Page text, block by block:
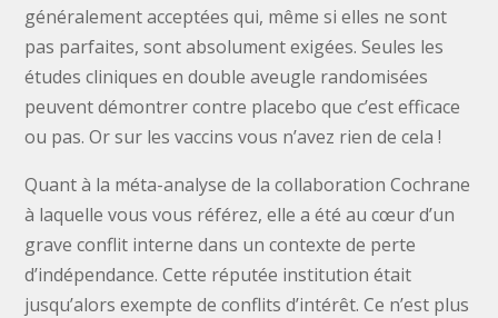
généralement acceptées qui, même si elles ne sont
pas parfaites, sont absolument exigées. Seules les
études cliniques en double aveugle randomisées
peuvent démontrer contre placebo que c’est efficace
ou pas. Or sur les vaccins vous n’avez rien de cela !
Quant à la méta-analyse de la collaboration Cochrane
à laquelle vous vous référez, elle a été au cœur d’un
grave conflit interne dans un contexte de perte
d’indépendance. Cette réputée institution était
jusqu’alors exempte de conflits d’intérêt. Ce n’est plus